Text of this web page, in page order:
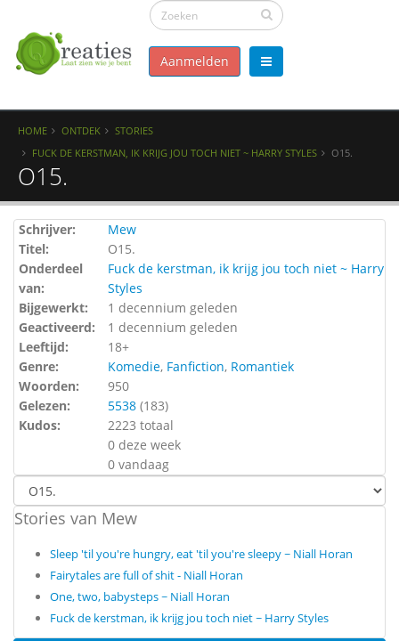
Aanmelden
HOME ONTDEK
STORIES
FUCK DE KERSTMAN, IK KRIJG JOU TOCH NIET ~ HARRY STYLES
O15.
O15.
Schrijver:
Mew
Titel:
O15.
Onderdeel
van:
Fuck de kerstman, ik krijg jou toch niet ~ Harry
Styles
Bijgewerkt:
1 decennium geleden
Geactiveerd:
1 decennium geleden
Leeftijd:
18+
Genre:
Komedie, Fanfiction, Romantiek
Woorden:
950
Gelezen:
5538 (183)
Kudos:
2223 totaal
0 deze week
0 vandaag
Stories van Mew
Sleep 'til you're hungry, eat 'til you're sleepy ~ Niall Horan
Fairytales are full of shit - Niall Horan
One, two, babysteps ~ Niall Horan
Fuck de kerstman, ik krijg jou toch niet ~ Harry Styles